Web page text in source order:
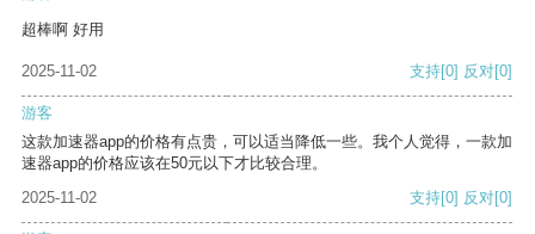
超棒啊 好用
2025-11-02 支持[0] 反对[0]
游客
这款加速器app的价格有点贵，可以适当降低一些。我个人觉得，一款加
速器app的价格应该在50元以下才比较合理。
2025-11-02
支持[0] 反对[0]